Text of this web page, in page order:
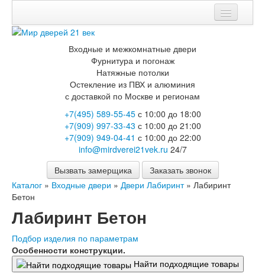
Мои заказы
Корзина
Входные двери
Двери с терморазрывом для улицы
Противопожарные двери
Двери Бункер
Двери Лекс
Двери Рыцарь
Монолит
Термо
Термо Лацио
Флагман
Входные и межкомнатные двери
Фурнитура и погонаж
Натяжные потолки
Остекление из ПВХ и алюминия
с доставкой по Москве и регионам
+7(495) 589-55-45с 10:00 до 18:00
+7(909) 997-33-43 с 10:00 до 21:00
+7(909) 949-04-41 с 10:00 до 22:00
info@mirdverei21vek.ru 24/7
Вызвать замерщика
Заказать звонок
Каталог » Входные двери » Двери Лабиринт» Лабиринт
Бетон
Лабиринт Бетон
Подбор изделия по параметрам
Особенности конструкции.
Найти подходящие товары